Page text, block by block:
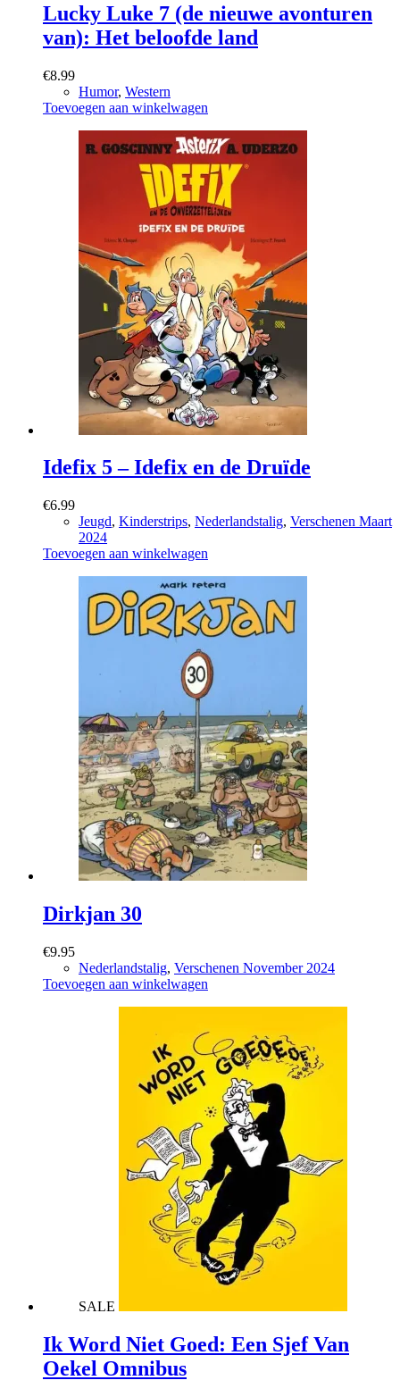
Lucky Luke 7 (de nieuwe avonturen
van): Het beloofde land
€8.99
Humor, Western
Toevoegen aan winkelwagen
Idefix 5 – Idefix en de Druïde
€6.99
Jeugd, Kinderstrips, Nederlandstalig, Verschenen Maart
2024
Toevoegen aan winkelwagen
Dirkjan 30
€9.95
Nederlandstalig, Verschenen November 2024
Toevoegen aan winkelwagen
SALE
Ik Word Niet Goed: Een Sjef Van
Oekel Omnibus